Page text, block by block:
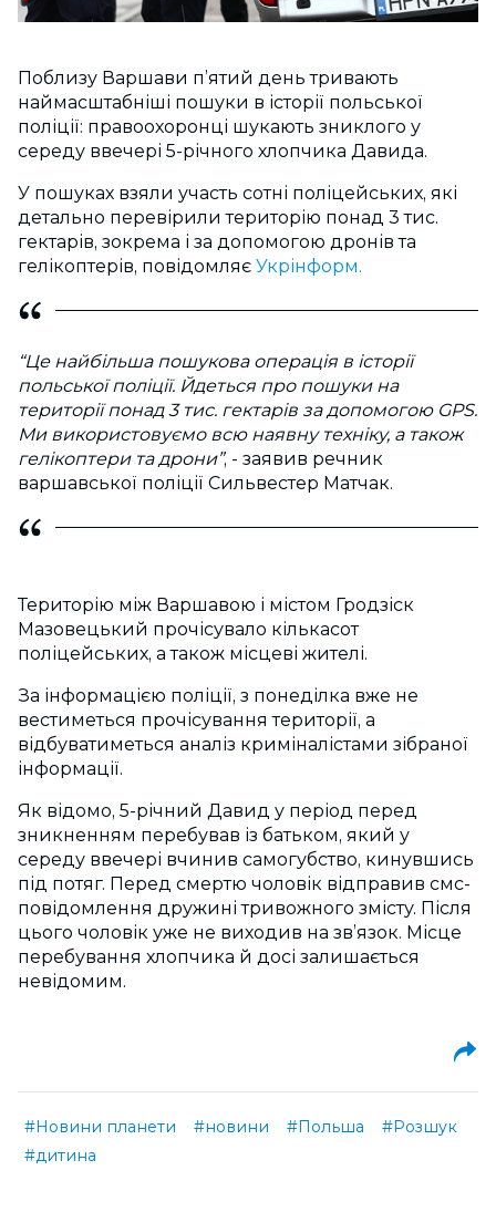
Поблизу Варшави п’ятий день тривають
наймасштабніші пошуки в історії польської
поліції: правоохоронці шукають зниклого у
середу ввечері 5-річного хлопчика Давида.
У пошуках взяли участь сотні поліцейських, які
детально перевірили територію понад 3 тис.
гектарів, зокрема і за допомогою дронів та
гелікоптерів, повідомляє Укрінформ.
“Це найбільша пошукова операція в історії
польської поліції. Йдеться про пошуки на
території понад 3 тис. гектарів за допомогою GPS.
Ми використовуємо всю наявну техніку, а також
гелікоптери та дрони”, - заявив речник
варшавської поліції Сильвестер Матчак.
Територію між Варшавою і містом Гродзіск
Мазовецький прочісувало кількасот
поліцейських, а також місцеві жителі.
За інформацією поліції, з понеділка вже не
вестиметься прочісування території, а
відбуватиметься аналіз криміналістами зібраної
інформації.
Як відомо, 5-річний Давид у період перед
зникненням перебував із батьком, який у
середу ввечері вчинив самогубство, кинувшись
під потяг. Перед смертю чоловік відправив смс-
повідомлення дружині тривожного змісту. Після
цього чоловік уже не виходив на зв’язок. Місце
перебування хлопчика й досі залишається
невідомим.
#Новини планети #новини #Польша
#Розшук
#дитина